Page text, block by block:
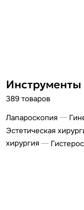
Инструменты
389 товаров
Лапароскопия
Эстетическая
хирургия